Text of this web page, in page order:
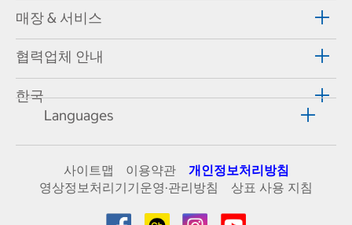
매장 & 서비스
협력업체 안내
한국
Languages
사이트맵 이용약관
개인정보처리방침
영상정보처리기기운영·관리방침
상표 사용 지침